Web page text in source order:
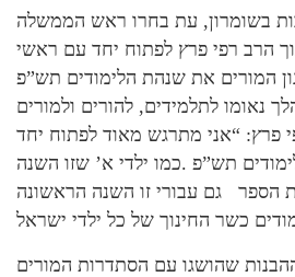
בשומרון, עת בחרו ראש הממשלה
הרב רפי פרץ לפתוח יחד עם ראשי
המורים את שנהת הלימודים תש”פ
נאומו לתלמידים, להורים ולמורים
פרץ: “אני מתרגש מאוד לפתוח יחד
תש”פ .כמו ילדי א’ שזו השנה
הספר גם עבורי זו השנה הראשונה
שהושגו עם הסתדרות המורים